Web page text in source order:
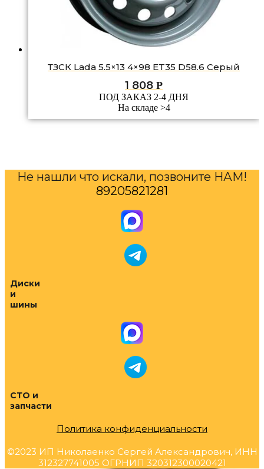
ТЗСК Lada 5.5×13 4×98 ET35 D58.6 Серый
1 808 Р
ПОД ЗАКАЗ 2-4 ДНЯ
На складе >4
Не нашли что искали, позвоните НАМ!
89205821281
Диски
и
шины
СТО и
запчасти
Политика конфиденциальности
©2023 ИП Николаенко Сергей Александрович, ИНН
312327741005 ОГРНИП 320312300020421